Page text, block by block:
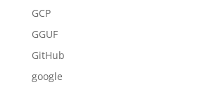
GCP
GGUF
GitHub
google